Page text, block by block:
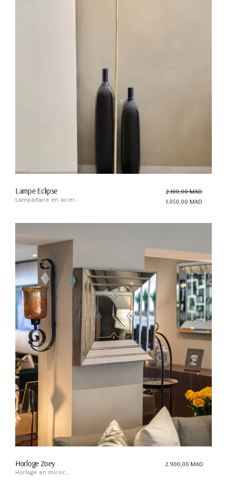
Lampe Eclipse
Lampadaire en acier...
2.100,00MAD
1.050,00 MAD
Horloge Zoey
Horloge en miroir...
2.900,00 MAD